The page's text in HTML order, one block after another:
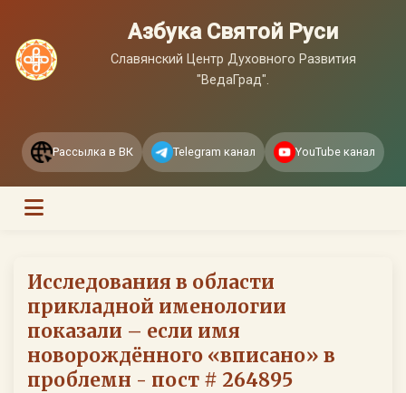
Азбука Святой Руси
Славянский Центр Духовного Развития
"ВедаГрад".
Рассылка в ВК Telegram канал YouTube канал
Исследования в области
прикладной именологии
показали – если имя
новорождённого «вписано» в
проблемн - пост # 264895